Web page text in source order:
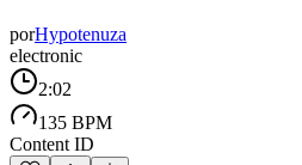
porHypotenuza
electronic
2:02
135 BPM
Content ID